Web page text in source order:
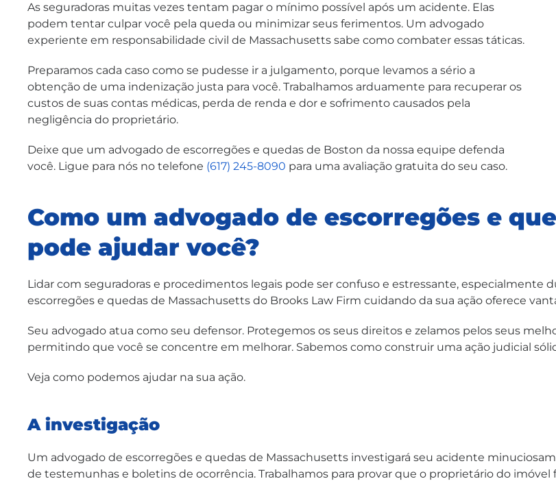
As seguradoras muitas vezes tentam pagar o mínimo possível após um acidente. Elas
podem tentar culpar você pela queda ou minimizar seus ferimentos. Um advogado
experiente em responsabilidade civil de Massachusetts sabe como combater essas táticas.
Preparamos cada caso como se pudesse ir a julgamento, porque levamos a sério a
obtenção de uma indenização justa para você. Trabalhamos arduamente para recuperar os
custos de suas contas médicas, perda de renda e dor e sofrimento causados pela
negligência do proprietário.
Deixe que um advogado de escorregões e quedas de Boston da nossa equipe defenda
você. Ligue para nós no telefone (617) 245-8090 para uma avaliação gratuita do seu caso.
Como um advogado de escorregões e
pode ajudar você?
Lidar com seguradoras e procedimentos legais pode ser confuso e estressante, especialmente
escorregões e quedas de Massachusetts do Brooks Law Firm cuidando da sua ação oferece
Seu advogado atua como seu defensor. Protegemos os seus direitos e zelamos pelos seus
permitindo que você se concentre em melhorar. Sabemos como construir uma ação judicial
Veja como podemos ajudar na sua ação.
A investigação
Um advogado de escorregões e quedas de Massachusetts investigará seu acidente
de testemunhas e boletins de ocorrência. Trabalhamos para provar que o proprietário do